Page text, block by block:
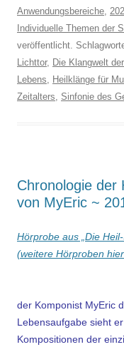
Anwendungsbereiche,
Individuelle Themen der
veröffentlicht.
Lichttor, Die Klangwelt
Lebens, Heilklänge für
Zeitalters, Sinfonie des
Chronologie der
von MyEric ~
Hörprobe aus „Die
(weitere Hörproben
der Komponist MyEric
Lebensaufgabe sieht
Kompositionen der